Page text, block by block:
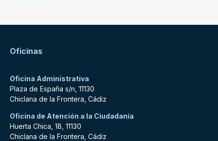
Oficinas
Oficina Administrativa
Plaza de España s/n, 11130
Chiclana de la Frontera, Cádiz
Oficina de Atención a la Ciudadanía
Huerta Chica, 18, 11130
Chiclana de la Frontera, Cádiz